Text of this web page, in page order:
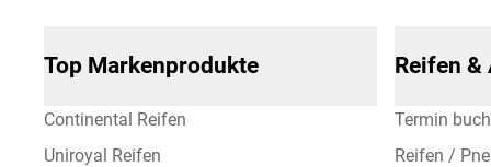
Top Markenprodukte
Continental Reifen
Uniroyal Reifen
Reifen &
Termin
Reifen /